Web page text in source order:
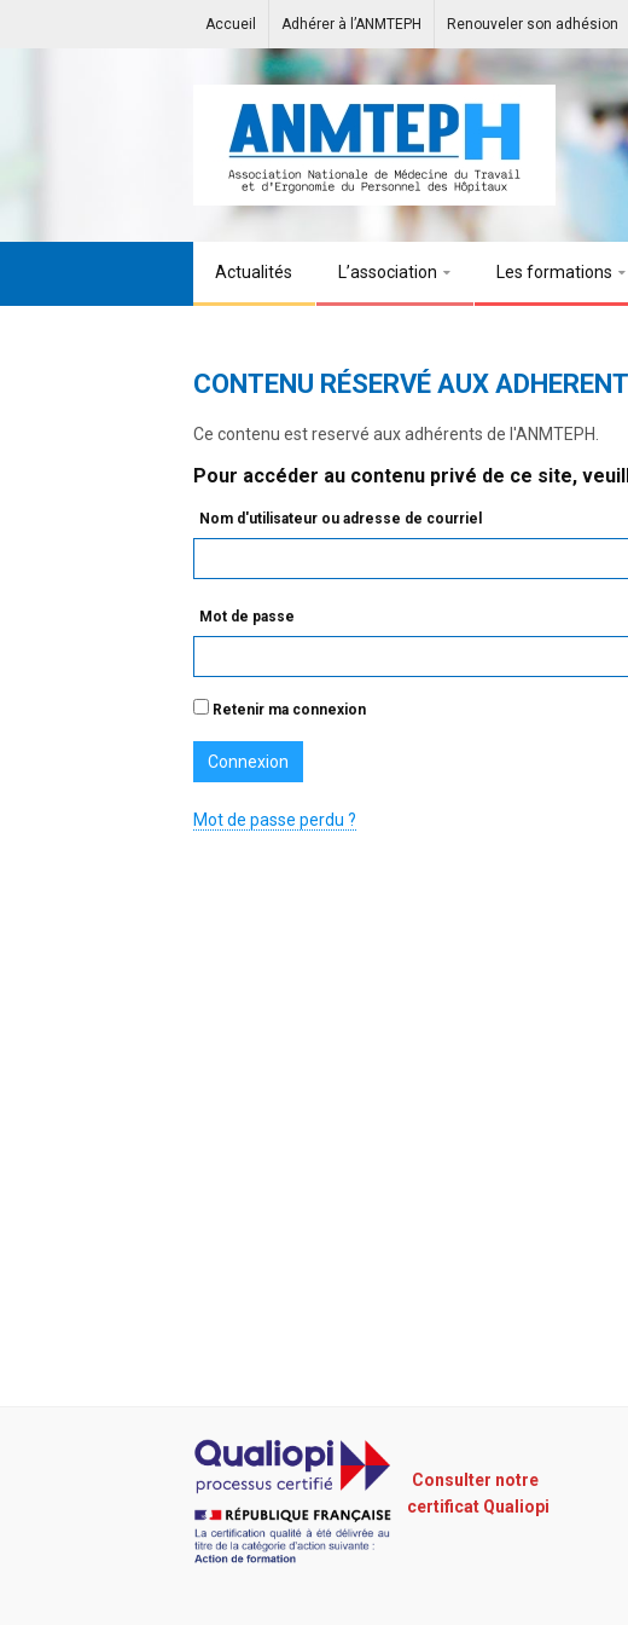
Accueil Adhérer à l’ANMTEPH Renouveler son adhésion
Actualités L’association Les formations
CONTENU RÉSERVÉ AUX
Ce contenu est reservé aux adhérents de l'ANMTEPH.
Pour accéder au contenu privé de ce site,
Nom d'utilisateur ou adresse de courriel
Mot de passe
Retenir ma connexion
Mot de passe perdu ?
Consulter notre
certificat Qualiopi